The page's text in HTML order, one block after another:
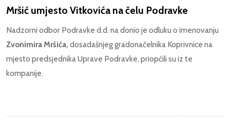
Mršić umjesto Vitkovića na čelu Podravke
Nadzorni odbor Podravke d.d. na donio je odluku o imenovanju
Zvonimira Mršića, dosadašnjeg gradonačelnika Koprivnice na
mjesto predsjednika Uprave Podravke, priopćili su iz te
kompanije.